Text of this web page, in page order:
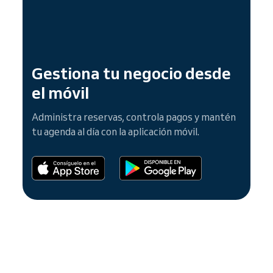
Gestiona tu negocio desde
el móvil
Administra reservas, controla pagos y mantén
tu agenda al día con la aplicación móvil.